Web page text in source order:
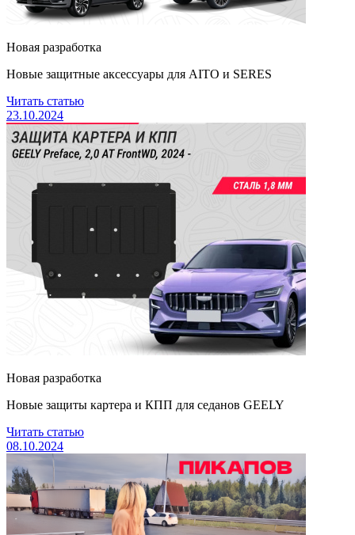
Новая разработка
Новые защитные аксессуары для AITO и SERES
Читать статью
23.10.2024
Новая разработка
Новые защиты картера и КПП для седанов GEELY
Читать статью
08.10.2024